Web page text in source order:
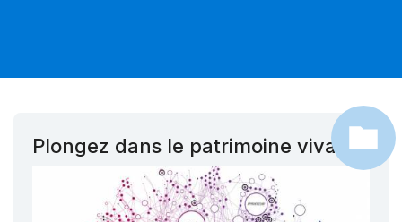
Plongez dans le patrimoine vivant !